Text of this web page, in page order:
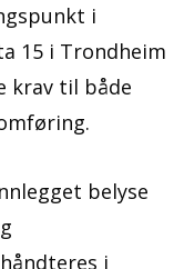
i
15 i Trondheim
krav til både
belyse
i